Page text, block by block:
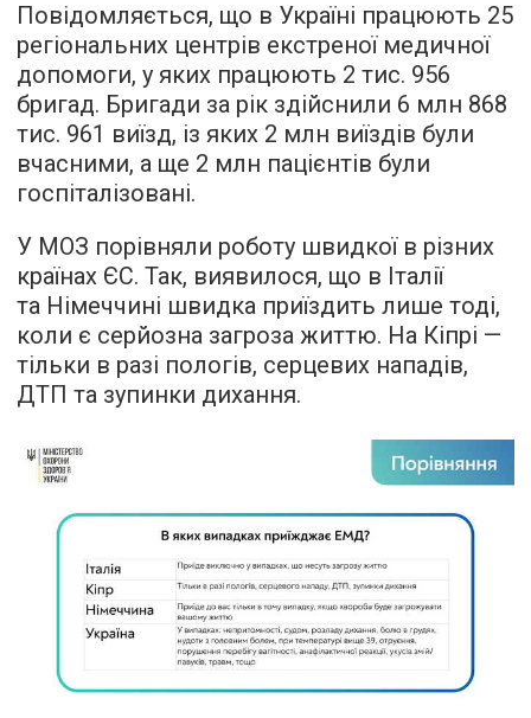
Повідомляється, що в Україні працюють 25
регіональних центрів екстреної медичної
допомоги, у яких працюють 2 тис. 956
бригад. Бригади за рік здійснили 6 млн 868
тис. 961 виїзд, із яких 2 млн виїздів були
вчасними, а ще 2 млн пацієнтів були
госпіталізовані.
У МОЗ порівняли роботу швидкої в різних
країнах ЄС. Так, виявилося, що в Італії
та Німеччині швидка приїздить лише тоді,
коли є серйозна загроза життю. На Кіпрі —
тільки в разі пологів, серцевих нападів,
ДТП та зупинки дихання.